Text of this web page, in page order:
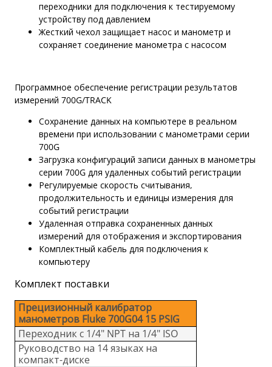
переходники для подключения к тестируемому
устройству под давлением
Жесткий чехол защищает насос и манометр и
сохраняет соединение манометра с насосом
Программное обеспечение регистрации результатов
измерений 700G/TRACK
Сохранение данных на компьютере в реальном
времени при использовании с манометрами серии
700G
Загрузка конфигураций записи данных в манометры
серии 700G для удаленных событий регистрации
Регулируемые скорость считывания,
продолжительность и единицы измерения для
событий регистрации
Удаленная отправка сохраненных данных
измерений для отображения и экспортирования
Комплектный кабель для подключения к
компьютеру
Комплект поставки
Прецизионный калибратор
манометров Fluke 700G04 15 PSIG
Переходник с 1/4" NPT на 1/4" ISO
Руководство на 14 языках на
компакт-диске